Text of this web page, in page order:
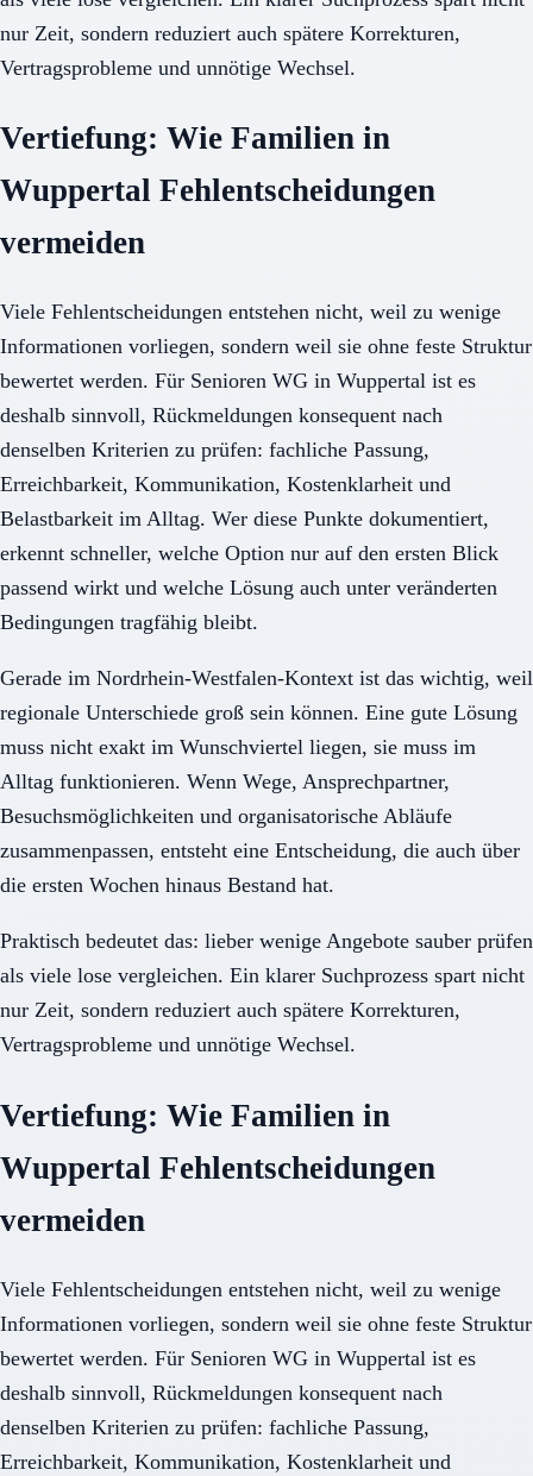
nur Zeit, sondern reduziert auch spätere Korrekturen,
Vertragsprobleme und unnötige Wechsel.
Vertiefung: Wie Familien in
Wuppertal Fehlentscheidungen
vermeiden
Viele Fehlentscheidungen entstehen nicht, weil zu wenige
Informationen vorliegen, sondern weil sie ohne feste Struktur
bewertet werden. Für Senioren WG in Wuppertal ist es
deshalb sinnvoll, Rückmeldungen konsequent nach
denselben Kriterien zu prüfen: fachliche Passung,
Erreichbarkeit, Kommunikation, Kostenklarheit und
Belastbarkeit im Alltag. Wer diese Punkte dokumentiert,
erkennt schneller, welche Option nur auf den ersten Blick
passend wirkt und welche Lösung auch unter veränderten
Bedingungen tragfähig bleibt.
Gerade im Nordrhein-Westfalen-Kontext ist das wichtig, weil
regionale Unterschiede groß sein können. Eine gute Lösung
muss nicht exakt im Wunschviertel liegen, sie muss im
Alltag funktionieren. Wenn Wege, Ansprechpartner,
Besuchsmöglichkeiten und organisatorische Abläufe
zusammenpassen, entsteht eine Entscheidung, die auch über
die ersten Wochen hinaus Bestand hat.
Praktisch bedeutet das: lieber wenige Angebote sauber prüfen
als viele lose vergleichen. Ein klarer Suchprozess spart nicht
nur Zeit, sondern reduziert auch spätere Korrekturen,
Vertragsprobleme und unnötige Wechsel.
Vertiefung: Wie Familien in
Wuppertal Fehlentscheidungen
vermeiden
Viele Fehlentscheidungen entstehen nicht, weil zu wenige
Informationen vorliegen, sondern weil sie ohne feste Struktur
bewertet werden. Für Senioren WG in Wuppertal ist es
deshalb sinnvoll, Rückmeldungen konsequent nach
denselben Kriterien zu prüfen: fachliche Passung,
Erreichbarkeit, Kommunikation, Kostenklarheit und